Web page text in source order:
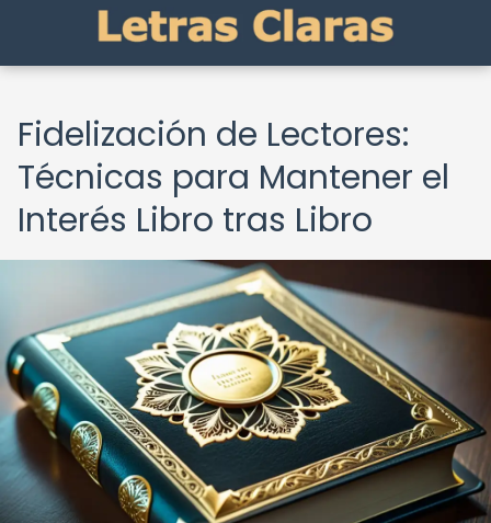
Fidelización de Lectores:
Técnicas para Mantener el
Interés Libro tras Libro